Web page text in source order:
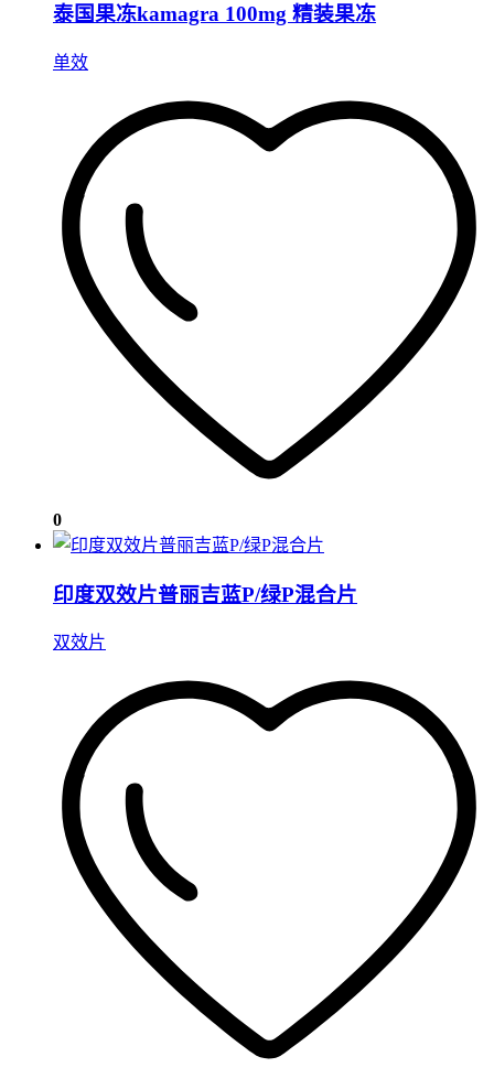
泰国果冻kamagra 100mg 精装果冻
单效
0
印度双效片普丽吉蓝P/绿P混合片
双效片